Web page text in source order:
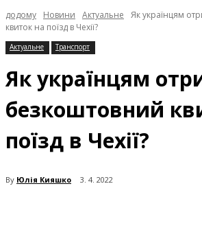
додому Новини Актуальне
Як українцям
квиток на поїзд в Чехії?
Актуальне Транспорт
Як українцям
безкоштовний
поїзд в Чехії?
By Юлія Кияшко 3. 4. 2022